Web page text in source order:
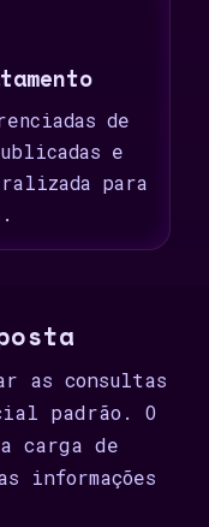
de
e
para
as consultas
padrão. O
carga de
informações